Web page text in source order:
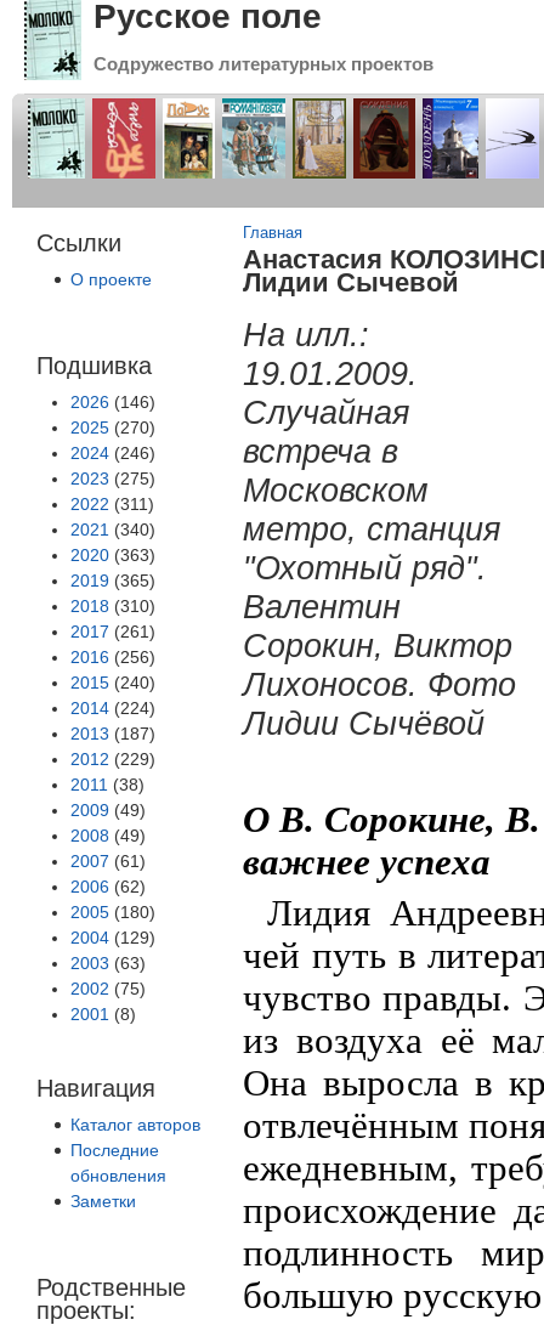
Русское поле
Содружество литературных проектов
Ссылки
О проекте
Подшивка
2026 (146)
2025 (270)
2024 (246)
2023 (275)
2022 (311)
2021 (340)
2020 (363)
2019 (365)
2018 (310)
2017 (261)
2016 (256)
2015 (240)
2014 (224)
2013 (187)
2012 (229)
2011 (38)
2009 (49)
2008 (49)
2007 (61)
2006 (62)
2005 (180)
2004 (129)
2003 (63)
2002 (75)
2001 (8)
Навигация
Каталог авторов
Последние
обновления
Заметки
Родственные
проекты:
Вы здесь
Главная
Анастасия
Лидии Сычевой
На илл.:
19.01.2009.
Случайная
встреча в
Московском
метро, станция
"Охотный ряд".
Валентин
Сорокин, Виктор
Лихоносов. Фото
Лидии Сычёвой
О В. Сорокине, В.
важнее успеха
Лидия
чей путь в
чувство правды.
из воздуха её
Она выросла в
отвлечённым
ежедневным,
происхождение
подлинность
большую русскую